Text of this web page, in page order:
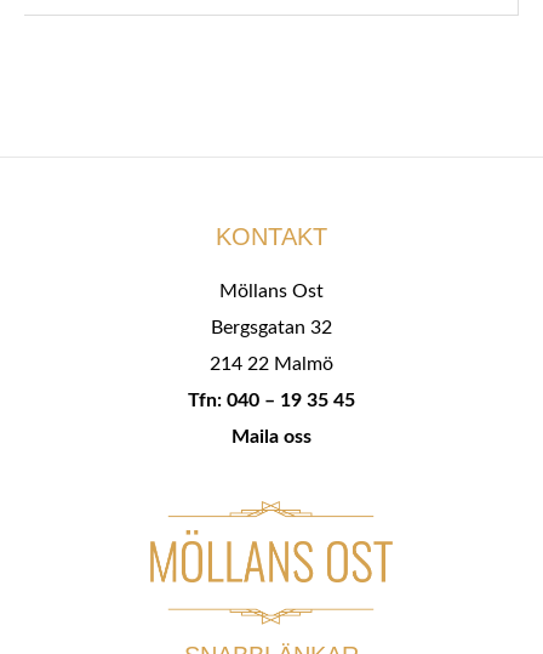
KONTAKT
Möllans Ost
Bergsgatan 32
214 22 Malmö
Tfn: 040 – 19 35 45
Maila oss